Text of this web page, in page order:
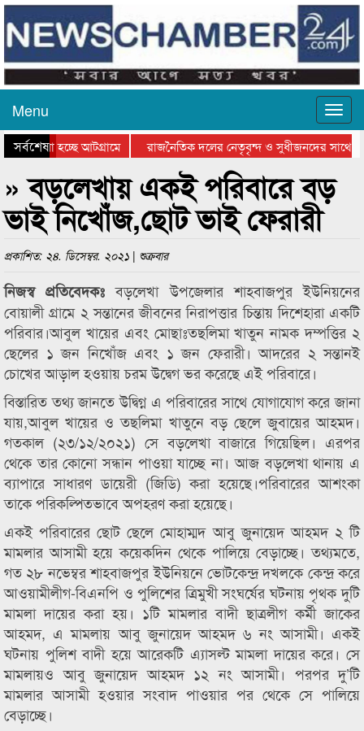
Menu
সর্বশেষ
যাওয়া হচ্ছে আটগ্রামে
রাজনৈতিক দলের নেতৃবৃন্দ ও সুধীজনদের সাথে
সিলেটে বাংলাদেশ গ্রুপ থিয়েটার
» বড়লেখায় একই পরিবারে বড়
ভাই নিখোঁজ,ছোট ভাই ফেরারী
প্রকাশিত: ২৪. ডিসেম্বর. ২০২১ | শুক্রবার
নিজস্ব প্রতিবেদকঃ বড়লেখা উপজেলার শাহবাজপুর ইউনিয়নের
বোয়ালী গ্রামে ২ সন্তানের জীবনের নিরাপত্তার চিন্তায় দিশেহারা একটি
পরিবার।আবুল খায়ের এবং মোছাঃতছলিমা খাতুন নামক দম্পত্তির ২
ছেলের ১ জন নিখোঁজ এবং ১ জন ফেরারী। আদরের ২ সন্তানই
চোখের আড়াল হওয়ায় চরম উদ্বেগ ভর করেছে এই পরিবারে।
বিস্তারিত তথ্য জানতে উদ্বিগ্ন এ পরিবারের সাথে যোগাযোগ করে জানা
যায়,আবুল খায়ের ও তছলিমা খাতুনে বড় ছেলে জুবায়ের আহমদ।
গতকাল (২৩/১২/২০২১) সে বড়লেখা বাজারে গিয়েছিল। এরপর
থেকে তার কোনো সন্ধান পাওয়া যাচ্ছে না। আজ বড়লেখা থানায় এ
ব্যাপারে সাধারণ ডায়েরী (জিডি) করা হয়েছে।পরিবারের আশংকা
তাকে পরিকল্পিতভাবে অপহরণ করা হয়েছে।
একই পরিবারের ছোট ছেলে মোহাম্মদ আবু জুনায়েদ আহমদ ২ টি
মামলার আসামী হয়ে কয়েকদিন থেকে পালিয়ে বেড়াচ্ছে। তথ্যমতে,
গত ২৮ নভেম্বর শাহবাজপুর ইউনিয়নে ভোটকেন্দ্র দখলকে কেন্দ্র করে
আওয়ামীলীগ-বিএনপি ও পুলিশের ত্রিমুখী সংঘর্ষের ঘটনায় পৃথক দুটি
মামলা দায়ের করা হয়। ১টি মামলার বাদী ছাত্রলীগ কর্মী জাকের
আহমদ, এ মামলায় আবু জুনায়েদ আহমদ ৬ নং আসামী। একই
ঘটনায় পুলিশ বাদী হয়ে আরেকটি এ্যাসল্ট মামলা দায়ের করে। সে
মামলায়ও আবু জুনায়েদ আহমদ ১২ নং আসামী। পরপর দু’টি
মামলার আসামী হওয়ার সংবাদ পাওয়ার পর থেকে সে পালিয়ে
বেড়াচ্ছে।